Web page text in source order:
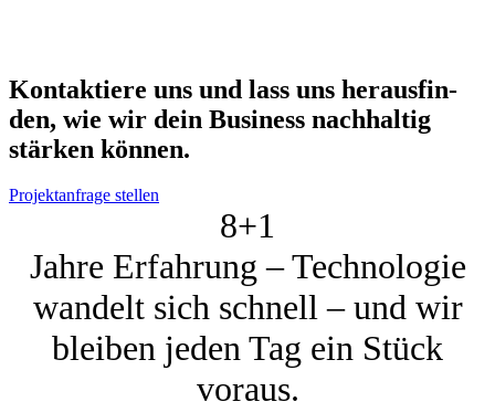
Kon­tak­tie­re uns und lass uns her­aus­fin­
den, wie wir dein Busi­ness nach­hal­tig
stär­ken kön­nen.
Projektanfrage stellen
8+1
Jahre Erfahrung – Technologie
wandelt sich schnell – und wir
bleiben jeden Tag ein Stück
voraus.